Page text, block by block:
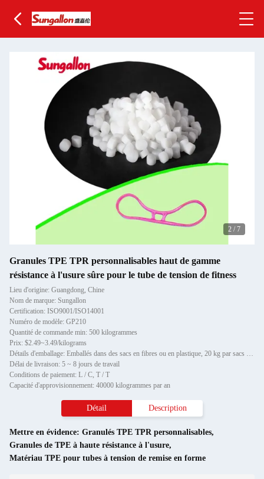
2 / 7
Granules TPE TPR personnalisables haut de gamme
résistance à l'usure sûre pour le tube de tension de fitness
Lieu d'origine: Guangdong, Chine
Nom de marque: Sungallon
Certification: ISO9001/ISO14001
Numéro de modèle: GP210
Quantité de commande min: 500 kilogrammes
Prix: $2.49~3.49/kilograms
Détails d'emballage: Emballés dans des sacs en fibres ou en plastique, 20 kg par sacs respectivement
Délai de livraison: 5 ~ 8 jours de travail
Conditions de paiement: L / C, T / T
Capacité d'approvisionnement: 40000 kilogrammes par an
Détail Description
Mettre en évidence: Granulés TPE TPR personnalisables,
Granules de TPE à haute résistance à l'usure,
Matériau TPE pour tubes à tension de remise en forme